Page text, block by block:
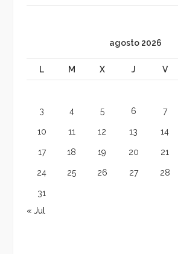
agosto 2026
L M X J V
3 4 5 6 7
10 11 12 13 14
17 18 19 20 21
24 25 26 27 28
31
« Jul